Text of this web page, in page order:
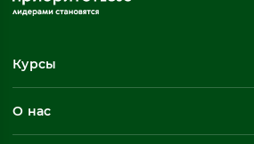
Курсы
Повышение квалификации
Профессиональная переподготовка
О нас